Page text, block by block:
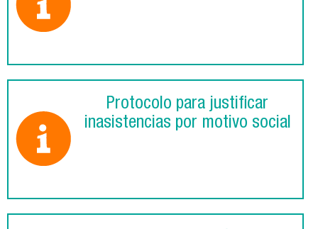
Protocolo para justificar
inasistencias por motivo social